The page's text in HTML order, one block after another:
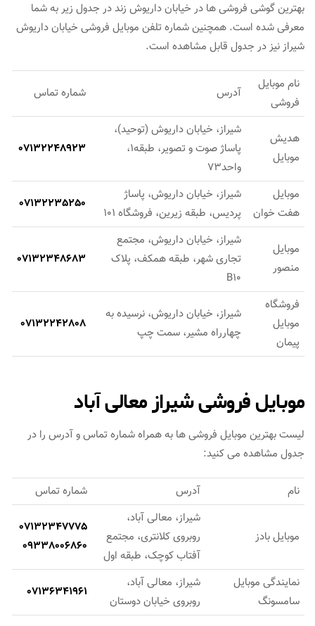
بهترین گوشی فروشی ها در خیابان داریوش زند در جدول زیر به شما
معرفی شده است. همچنین شماره تلفن موبایل فروشی خیابان داریوش
شیراز نیز در جدول قابل مشاهده است.
نام موبایل
فروشی
آدرس شماره تماس
هدیش
موبایل
شیراز، خیابان داریوش (توحید)،
پاساژ صوت و تصویر، طبقه1،
واحد73
07132248923
موبایل
هفت خوان
شیراز، خیابان داریوش، پاساژ
پردیس، طبقه زیرین، فروشگاه 101
07132235250
موبایل
منصور
شیراز، خیابان داریوش، مجتمع
تجاری شهر، طبقه همکف، پلاک
B10
07132348683
فروشگاه
موبایل
پیمان
شیراز، خیابان داریوش، نرسیده به
چهارراه مشیر، سمت چپ
07132242808
موبایل فروشی شیراز معالی آباد
لیست بهترین موبایل فروشی ها به همراه شماره تماس و آدرس را در
جدول مشاهده می کنید:
نام آدرس شماره تماس
موبایل بادز
شیراز، معالی آباد،
روبروی کلانتری، مجتمع
آفتاب کوچک، طبقه اول
07132347775
09338006860
نمایندگی موبایل
سامسونگ
شیراز، معالی آباد،
روبروی خیابان دوستان
07136341961